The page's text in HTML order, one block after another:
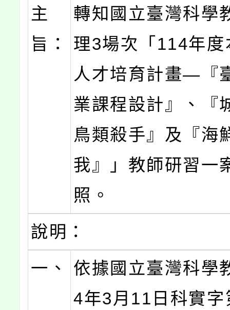
主
旨：
轉知國立臺灣科學
理3場次「114年度
人才培育計畫—『
業課程設計』、『
鳥類殺手』及『海
我』」教師研習一
照。
說明：
一、
依據國立臺灣科學
4年3月11日科實